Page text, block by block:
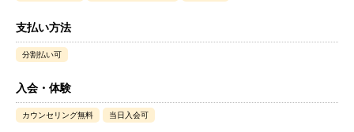
支払い方法
分割払い可
入会・体験
カウンセリング無料 当日入会可